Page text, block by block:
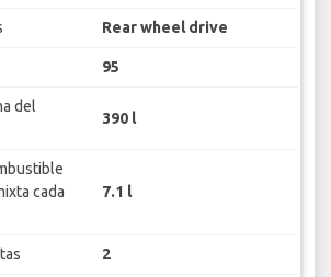
Rear wheel drive
95
del
390 l
cada
7.1 l
2